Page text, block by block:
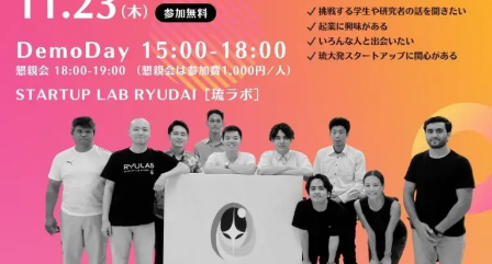
イ
ト
「MEET
UP
vol.1」
開